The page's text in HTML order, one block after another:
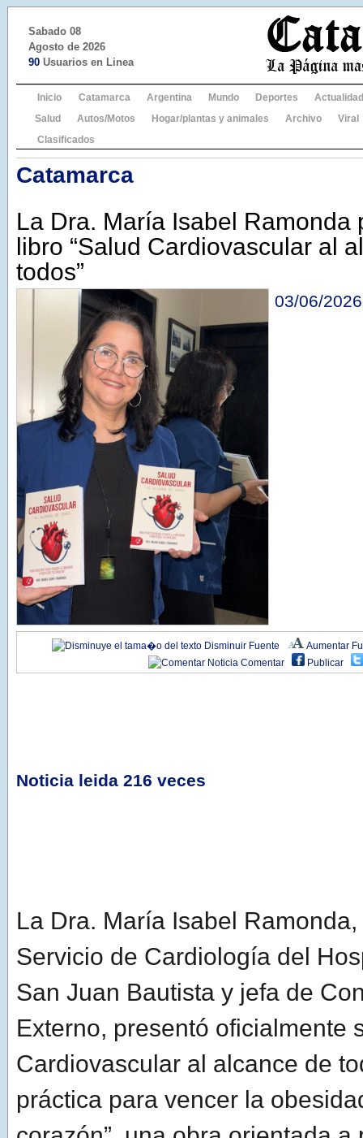
Sabado 08
Agosto de 2026
90 Usuarios en Linea
Inicio Catamarca Argentina Mundo Deportes
Actualidad
Salud
Autos/Motos Hogar/plantas y animales Archivo
Viral
Clasificados
Catamarca
La Dra. María Isabel Ramonda
libro “Salud Cardiovascular al
todos”
03/06/2026
Disminuir Fuente
Aumentar
Comentar
Publicar
Noticia leida 216 veces
La Dra. María Isabel
Servicio de Cardiología del
San Juan Bautista y jefa de
Externo, presentó oficialmente
Cardiovascular al alcance de
práctica para vencer la